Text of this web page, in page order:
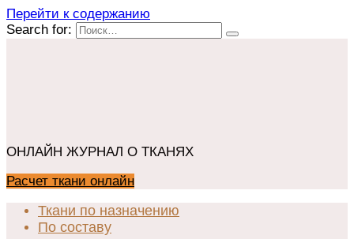
Перейти к содержанию
Search for:
ОНЛАЙН ЖУРНАЛ О ТКАНЯХ
Расчет ткани онлайн
Ткани по назначению
По составу